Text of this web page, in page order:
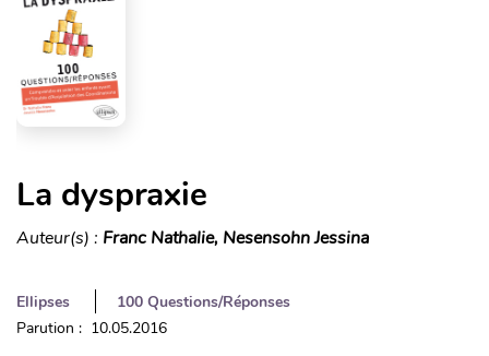
La dyspraxie
Auteur(s) : Franc Nathalie, Nesensohn Jessina
Ellipses
100 Questions/Réponses
Parution : 10.05.2016